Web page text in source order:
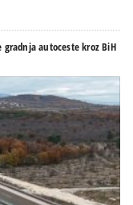
autoceste kroz BiH